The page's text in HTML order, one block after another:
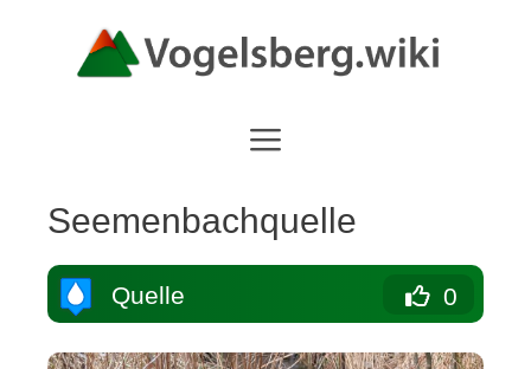
Seemenbachquelle
Quelle 0